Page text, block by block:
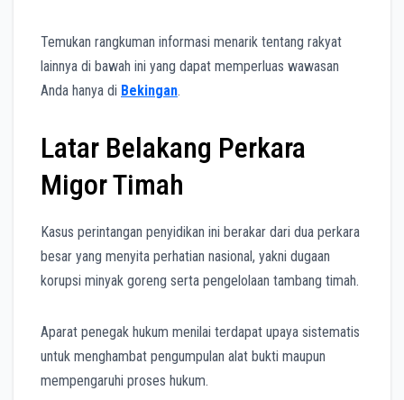
Temukan rangkuman informasi menarik tentang rakyat
lainnya di bawah ini yang dapat memperluas wawasan
Anda hanya di Bekingan.
Latar Belakang Perkara
Migor Timah
Kasus perintangan penyidikan ini berakar dari dua perkara
besar yang menyita perhatian nasional, yakni dugaan
korupsi minyak goreng serta pengelolaan tambang timah.
Aparat penegak hukum menilai terdapat upaya sistematis
untuk menghambat pengumpulan alat bukti maupun
mempengaruhi proses hukum.